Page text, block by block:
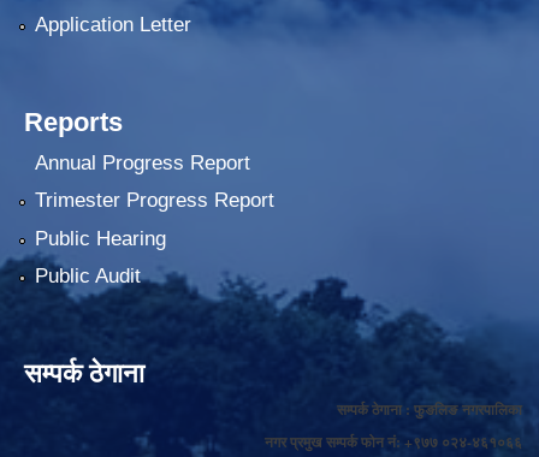
Application Letter
Reports
Annual Progress Report
Trimester Progress Report
Public Hearing
Public Audit
सम्पर्क ठेगाना
सम्पर्क ठेगाना : फुङलिङ नगरपालिका
नगर प्रमुख सम्पर्क फोन नं: +९७७ ०२४-४६१०६६